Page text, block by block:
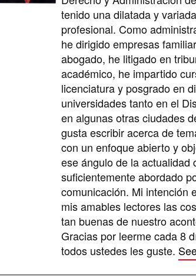
tenido una dilatada y
profesional. Como
he dirigido empresas
abogado, he litigado en
académico, he impartido
licenciatura y posgrado en
universidades tanto en el
en algunas otras ciudades
gusta escribir acerca de
con un enfoque abierto y
ese ángulo de la actualidad
suficientemente abordado
comunicación. Mi intención
mis amables lectores las
tan buenas de nuestro
Gracias por leerme cada 8
todos ustedes les guste.